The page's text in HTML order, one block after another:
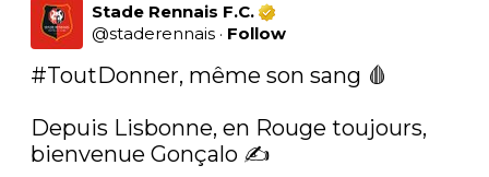
Stade Rennais F.C.
@staderennais · Follow
#ToutDonner, même son sang 🩸
Depuis Lisbonne, en Rouge toujours,
bienvenue Gonçalo ✍️